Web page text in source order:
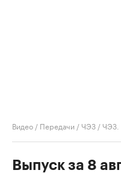
Видео / Передачи /ЧЭЗ /ЧЭЗ.
Выпуск за 8